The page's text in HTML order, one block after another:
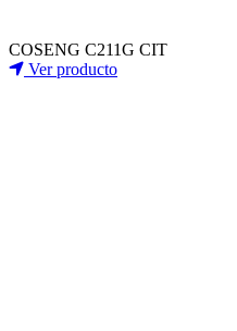
COSENG C211G CIT
Ver producto